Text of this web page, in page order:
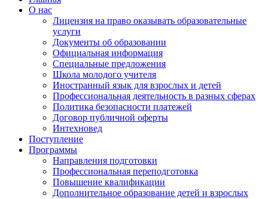
О нас
Лицензия на право оказывать образовательные
услуги
Документы об образовании
Официальная информация
Специальные предложения
Школа молодого учителя
Иностранный язык для взрослых и детей
Профессиональная деятельность в разных сферах
Политика безопасности платежей
Договор публичной оферты
Интехновед
Поступление
Программы
Направления подготовки
Профессиональная переподготовка
Повышение квалификации
Дополнительное образование детей и взрослых